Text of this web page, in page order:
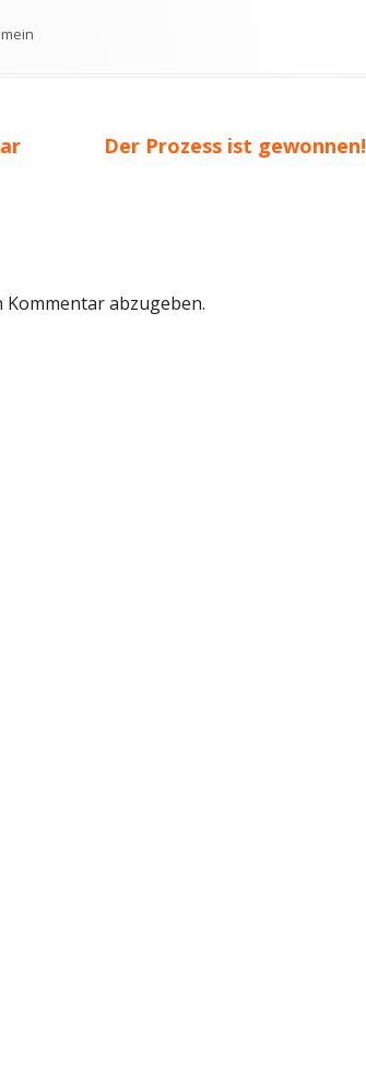
Nächster
Der Prozess ist gewonnen!
Kommentar abzugeben.